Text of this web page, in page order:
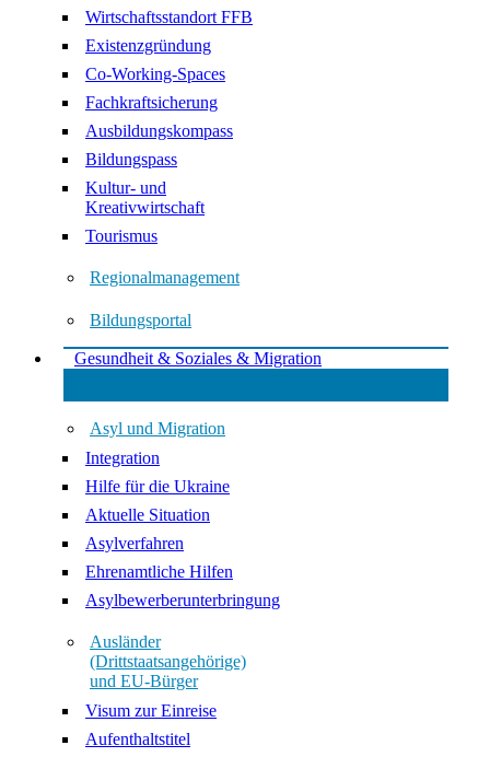
Wirtschaftsstandort FFB
Existenzgründung
Co-Working-Spaces
Fachkraftsicherung
Ausbildungskompass
Bildungspass
Kultur- und
Kreativwirtschaft
Tourismus
Regionalmanagement
Bildungsportal
Gesundheit & Soziales & Migration
Asyl und Migration
Integration
Hilfe für die Ukraine
Aktuelle Situation
Asylverfahren
Ehrenamtliche Hilfen
Asylbewerberunterbringung
Ausländer
(Drittstaatsangehörige)
und EU-Bürger
Visum zur Einreise
Aufenthaltstitel